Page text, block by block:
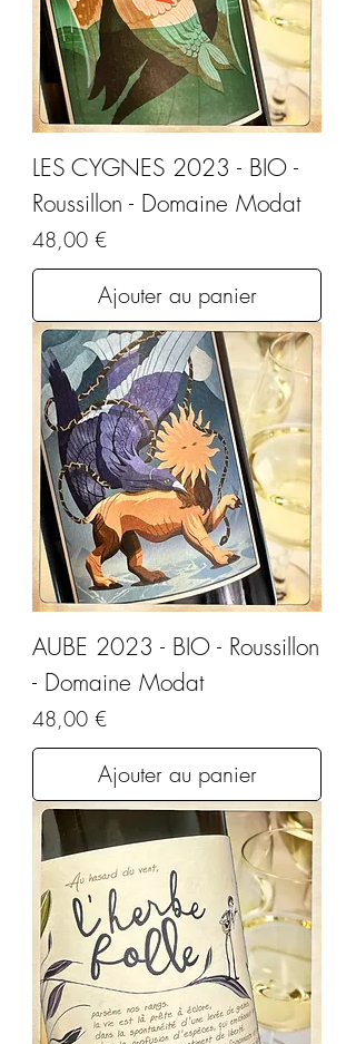
LES CYGNES 2023 - BIO -
Roussillon - Domaine Modat
Prix
48,00 €
Ajouter au panier
AUBE 2023 - BIO - Roussillon
- Domaine Modat
Prix
48,00 €
Ajouter au panier